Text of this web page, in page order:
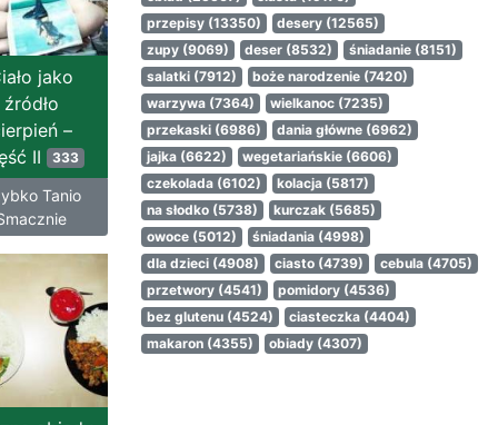
jako
źródło
–
II 333
Tanio
przepisy (13350) desery (12565)
zupy (9069) deser (8532) śniadanie (8151)
salatki (7912) boże narodzenie (7420)
warzywa (7364) wielkanoc (7235)
przekaski (6986) dania główne (6962)
jajka (6622) wegetariańskie (6606)
czekolada (6102) kolacja (5817)
na słodko (5738) kurczak (5685)
owoce (5012) śniadania (4998)
dla dzieci (4908) ciasto (4739) cebula (4705)
przetwory (4541) pomidory (4536)
bez glutenu (4524) ciasteczka (4404)
makaron (4355) obiady (4307)